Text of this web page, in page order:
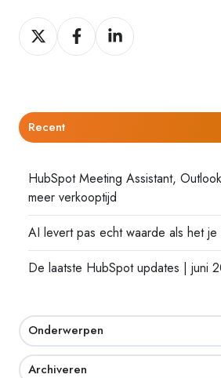
Delen
op
Delen
op
Delen
op
Recent
HubSpot Meeting Assistant,
meer verkooptijd
AI levert pas echt waarde als het
De laatste HubSpot updates | juni
Onderwerpen
Archiveren